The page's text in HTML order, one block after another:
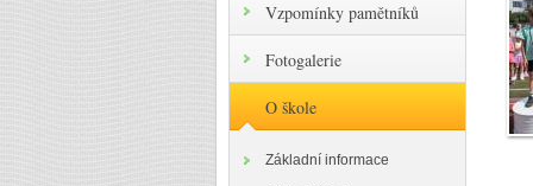
Vzpomínky pamětníků
Fotogalerie
O škole
Základní informace